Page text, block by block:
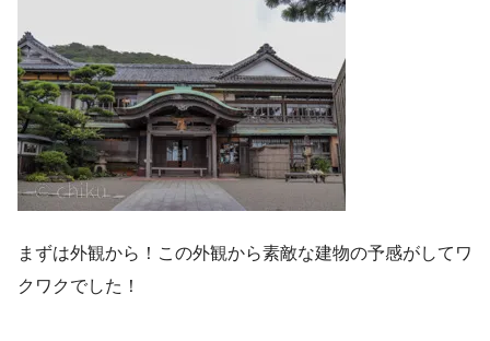
まずは外観から！この外観から素敵な建物の予感がしてワ
クワクでした！